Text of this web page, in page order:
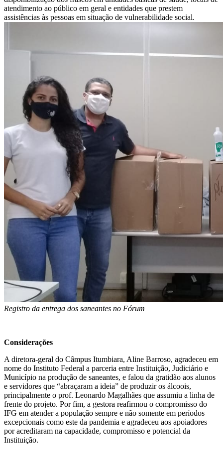
atendimento ao público em geral e entidades que prestem
assistências às pessoas em situação de vulnerabilidade social.
Registro da entrega dos saneantes no Fórum
Considerações
A diretora-geral do Câmpus Itumbiara, Aline Barroso, agradeceu em
nome do Instituto Federal a parceria entre Instituição, Judiciário e
Município na produção de saneantes, e falou da gratidão aos alunos
e servidores que “abraçaram a ideia” de produzir os álcoois,
principalmente o prof. Leonardo Magalhães que assumiu a linha de
frente do projeto. Por fim, a gestora reafirmou o compromisso do
IFG em atender a população sempre e não somente em períodos
excepcionais como este da pandemia e agradeceu aos apoiadores
por acreditaram na capacidade, compromisso e potencial da
Instituição.